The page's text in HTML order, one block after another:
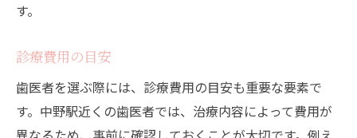
す。
診療費用の目安
歯医者を選ぶ際には、診療費用の目安も重要な要素で
す。中野駅近くの歯医者では、治療内容によって費用が